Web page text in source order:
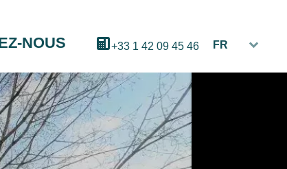
NOUS +33 1 42 09 45 46 FR